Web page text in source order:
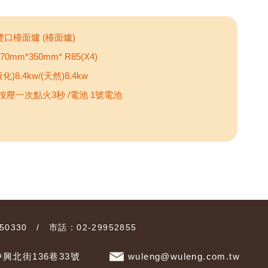
口檯面爐 (檯面爐)
R85(X4)
化)8.4kw/(天然)8.4kw
壓一次點火3秒 /電池 1號電池
/ 市話：02-29952855
北街136巷33號 wuleng@wuleng.com.tw